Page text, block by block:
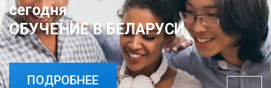
сегодня
ОБУЧЕНИЕ В БЕЛАРУСИ
ПОДРОБНЕЕ
ПОДРОБНЕЕ